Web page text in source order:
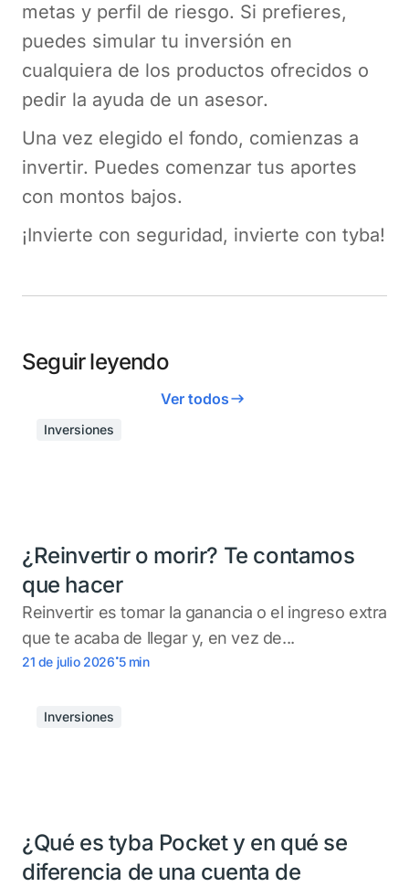
metas y perfil de riesgo. Si prefieres,
puedes simular tu inversión en
cualquiera de los productos ofrecidos o
pedir la ayuda de un asesor.
Una vez elegido el fondo, comienzas a
invertir. Puedes comenzar tus aportes
con montos bajos.
¡Invierte con seguridad, invierte con tyba!
Seguir leyendo
Ver todos
Inversiones
¿Reinvertir o morir? Te contamos
que hacer
Reinvertir es tomar la ganancia o el ingreso extra
que te acaba de llegar y, en vez de...
21 de julio 2026.5 min
Inversiones
¿Qué es tyba Pocket y en qué se
diferencia de una cuenta de